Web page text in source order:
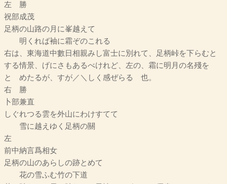
左 勝
祝部成茂
足柄の山路の月に峯越えて
明くれば袖に霜ぞのこれる
右は、東海道中數日相親みし富士に別れて、足柄峠を下らむと
する情景、げにさもあるべけれど、左の、霜に明月の名殘を
とゞめたるが、すが／＼しく感ぜらるゝ也。
右 勝
卜部兼直
しぐれつる雲を外山にわけすてて
雪に越えゆく足柄の關
左
前中納言爲相女
足柄の山のあらしの跡とめて
花の雪ふむ竹の下道